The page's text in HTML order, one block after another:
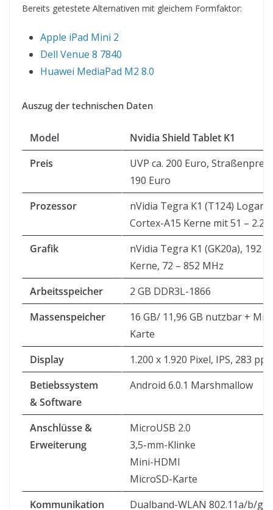
Bereits getestete Alternativen mit gleichem Formfaktor:
Apple iPad Mini 2
Dell Venue 8 7840
Huawei MediaPad M2 8.0
Auszug der technischen Daten
Model
Nvidia Shield Tablet K1
Preis
UVP ca. 200 Euro,
190 Euro
Prozessor
nVidia Tegra K1 (T124) Logan,
Cortex-A15 Kerne mit 51 –
Grafik
nVidia Tegra K1 (GK20a), 192
Kerne, 72 – 852 MHz
Arbeitsspeicher
2 GB DDR3L-1866
Massenspeicher
16 GB/ 11,96 GB nutzbar +
Karte
Display
1.200 x 1.920 Pixel, IPS, 283 ppi
Betiebssystem
& Software
Android 6.0.1 Marshmallow
Anschlüsse &
Erweiterung
MicroUSB 2.0
3,5-mm-Klinke
Mini-HDMI
MicroSD-Karte
Kommunikation
Dualband-WLAN 802.11a/b/g/